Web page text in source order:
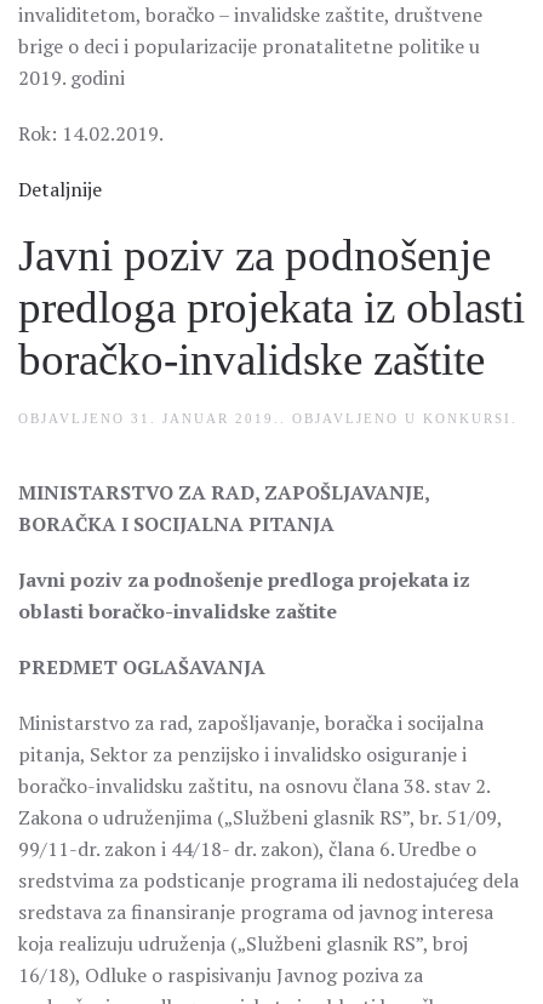
invaliditetom, boračko – invalidske zaštite, društvene
brige o deci i popularizacije pronatalitetne politike u
2019. godini
Rok: 14.02.2019.
Detaljnije
Javni poziv za podnošenje
predloga projekata iz oblasti
boračko-invalidske zaštite
OBJAVLJENO 31. JANUAR 2019. . OBJAVLJENO U KONKURSI
MINISTARSTVO ZA RAD, ZAPOŠLJAVANJE,
BORAČKA I SOCIJALNA PITANJA
Javni poziv za podnošenje predloga projekata iz
oblasti boračko-invalidske zaštite
PREDMET OGLAŠAVANJA
Ministarstvo za rad, zapošljavanje, boračka i socijalna
pitanja, Sektor za penzijsko i invalidsko osiguranje i
boračko-invalidsku zaštitu, na osnovu člana 38. stav 2.
Zakona o udruženjima („Službeni glasnik RS”, br. 51/09,
99/11-dr. zakon i 44/18- dr. zakon), člana 6. Uredbe o
sredstvima za podsticanje programa ili nedostajućeg dela
sredstava za finansiranje programa od javnog interesa
koja realizuju udruženja („Službeni glasnik RS”, broj
16/18), Odluke o raspisivanju Javnog poziva za